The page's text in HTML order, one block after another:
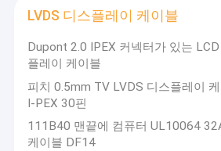
LVDS 디스플레이 케이블
Dupont 2.0 IPEX 커넥터가 있는
플레이 케이블
피치 0.5mm TV LVDS 디스플레이
I-PEX 30핀
111B40 맨끝에 컴퓨터 UL10064
케이블 DF14